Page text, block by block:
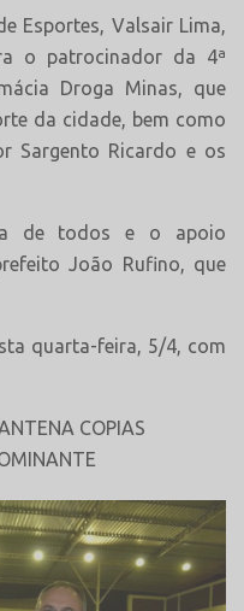
Esportes, Valsair Lima,
o patrocinador da 4ª
Droga Minas, que
da cidade, bem como
Sargento Ricardo e os
de todos e o apoio
João Rufino, que
quarta-feira, 5/4, com
COPIAS